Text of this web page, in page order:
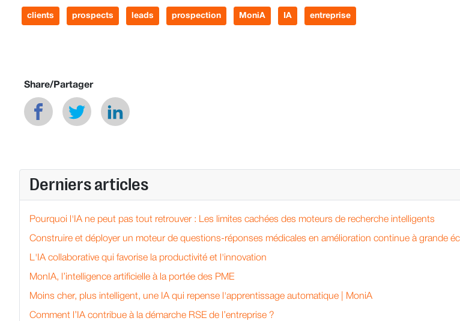
clients prospects leads prospection MoniA IA entreprise
Share/Partager
Derniers articles
Pourquoi l'IA ne peut pas tout retrouver : Les limites cachées des moteurs de recherche intelligents
Construire et déployer un moteur de questions-réponses médicales en amélioration continue à grande
L'IA collaborative qui favorise la productivité et l'innovation
MonIA, l’intelligence artificielle à la portée des PME
Moins cher, plus intelligent, une IA qui repense l'apprentissage automatique | MoniA
Comment l’IA contribue à la démarche RSE de l’entreprise ?